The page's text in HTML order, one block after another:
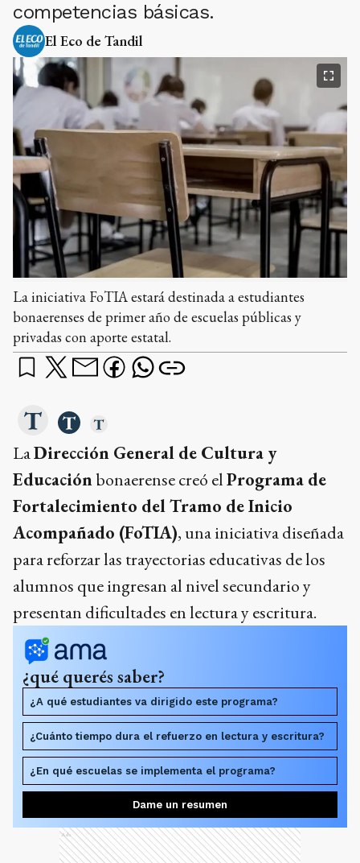
competencias básicas.
El Eco de Tandil
La iniciativa FoTIA estará destinada a estudiantes
bonaerenses de primer año de escuelas públicas y
privadas con aporte estatal.
LaDirección General de Cultura y
Educaciónbonaerense creó elPrograma de
Fortalecimiento del Tramo de Inicio
Acompañado (FoTIA), una iniciativa diseñada
para reforzar las trayectorias educativas de los
alumnos que ingresan al nivel secundario y
presentan dificultades en lectura y escritura.
¿qué querés saber?
¿A qué estudiantes va dirigido este programa?
¿Cuánto tiempo dura el refuerzo en lectura y escritura?
¿En qué escuelas se implementa el programa?
Dame un resumen
Ads